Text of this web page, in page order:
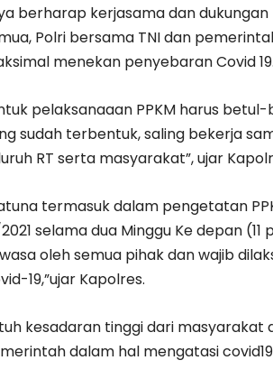
berharap kerjasama dan
Polri bersama TNI dan
menekan penyebaran Covid 19.
pelaksanaaan PPKM harus
sudah terbentuk, saling bekerja
RT serta masyarakat”, ujar
termasuk dalam pengetatan
selama dua Minggu Ke depan
oleh semua pihak dan wajib
19,”ujar Kapolres.
kesadaran tinggi dari masyarakat
dalam hal mengatasi covid19